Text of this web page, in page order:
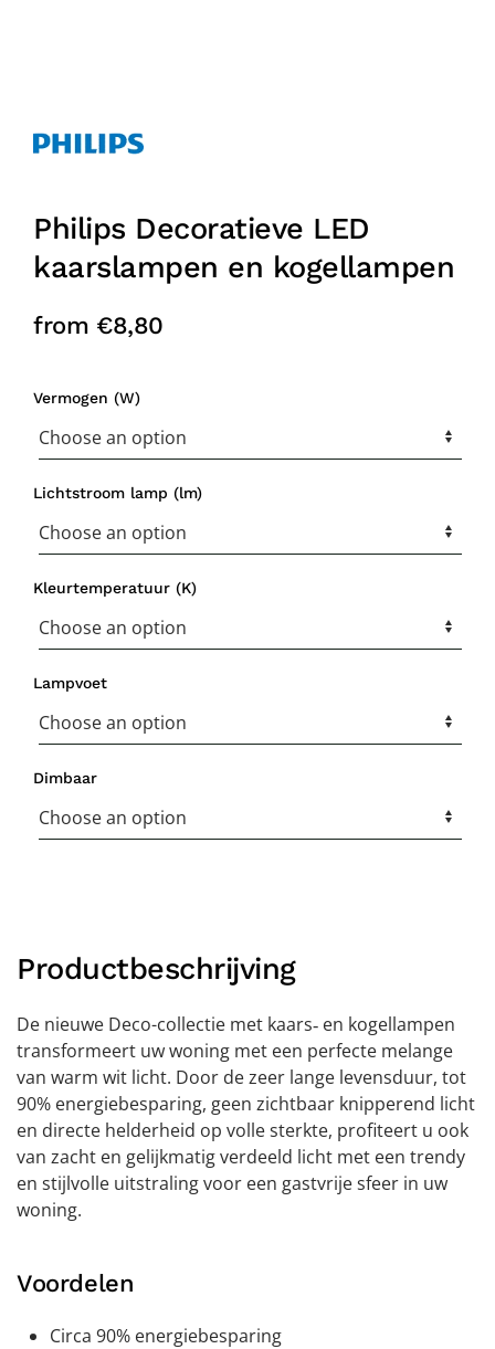
Philips Decoratieve LED
kaarslampen en kogellampen
from €8,80
Vermogen (W)
Lichtstroom lamp (lm)
Kleurtemperatuur (K)
Lampvoet
Dimbaar
Productbeschrijving
De nieuwe Deco-collectie met kaars‑ en kogellampen
transformeert uw woning met een perfecte melange
van warm wit licht. Door de zeer lange levensduur, tot
90% energiebesparing, geen zichtbaar knipperend licht
en directe helderheid op volle sterkte, profiteert u ook
van zacht en gelijkmatig verdeeld licht met een trendy
en stijlvolle uitstraling voor een gastvrije sfeer in uw
woning.
Voordelen
Circa 90% energiebesparing